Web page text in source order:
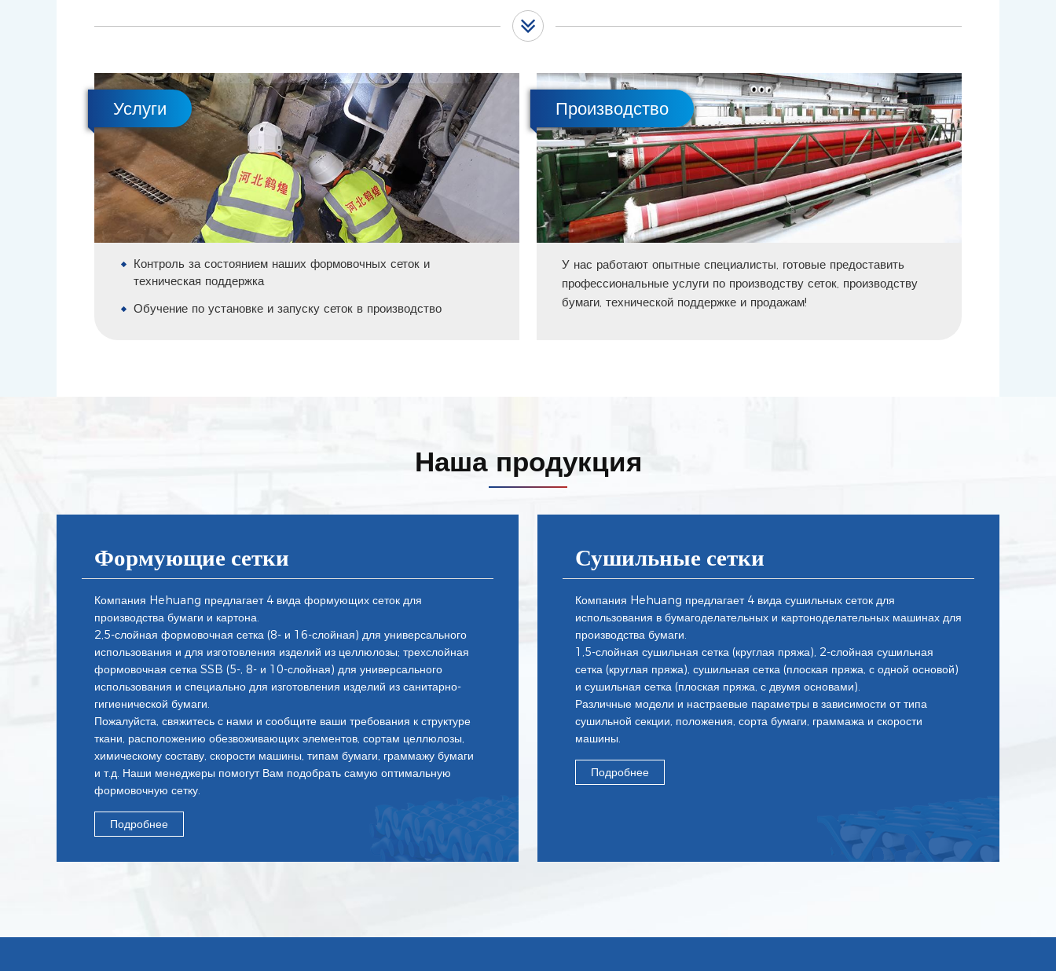
Услуги
Контроль за состоянием наших формовочных сеток и
техническая поддержка
Обучение по установке и запуску сеток в производство
Производство
У нас работают опытные специалисты, готовые предоставить
профессиональные услуги по производству сеток, производству
бумаги, технической поддержке и продажам!
Наша продукция
Формующие сетки
Компания Hehuang предлагает 4 вида формующих сеток для
производства бумаги и картона.
2,5-слойная формовочная сетка (8- и 16-слойная) для универсального
использования и для изготовления изделий из целлюлозы; трехслойная
формовочная сетка SSB (5-, 8- и 10-слойная) для универсального
использования и специально для изготовления изделий из санитарно-
гигиенической бумаги.
Пожалуйста, свяжитесь с нами и сообщите ваши требования к структуре
ткани, расположению обезвоживающих элементов, сортам целлюлозы,
химическому составу, скорости машины, типам бумаги, граммажу бумаги
и т.д. Наши менеджеры помогут Вам подобрать самую оптимальную
формовочную сетку.
Подробнее
Сушильные сетки
Компания Hehuang предлагает 4 вида сушильных сеток для
использования в бумагоделательных и картоноделательных машинах для
производства бумаги.
1,5-слойная сушильная сетка (круглая пряжа), 2-слойная сушильная
сетка (круглая пряжа), сушильная сетка (плоская пряжа, с одной основой)
и сушильная сетка (плоская пряжа, с двумя основами).
Различные модели и настраевые параметры в зависимости от типа
сушильной секции, положения, сорта бумаги, граммажа и скорости
машины.
Подробнее